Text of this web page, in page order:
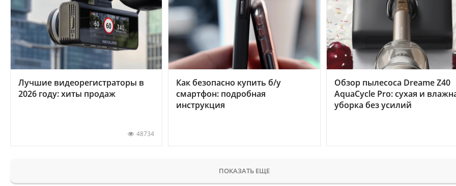
Лучшие видеорегистраторы в
2026 году: хиты продаж
48734
Как безопасно купить б/у
смартфон: подробная
инструкция
Обзор пылесоса Dreame Z40
AquaCycle Pro: сухая и
уборка без усилий
ПОКАЗАТЬ ЕЩЕ